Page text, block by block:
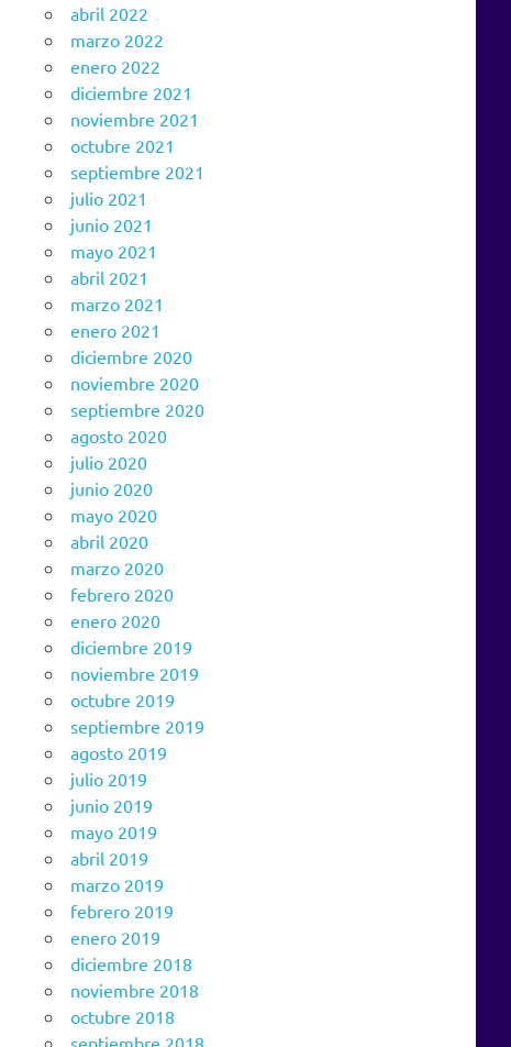
abril 2022
marzo 2022
enero 2022
diciembre 2021
noviembre 2021
octubre 2021
septiembre 2021
julio 2021
junio 2021
mayo 2021
abril 2021
marzo 2021
enero 2021
diciembre 2020
noviembre 2020
septiembre 2020
agosto 2020
julio 2020
junio 2020
mayo 2020
abril 2020
marzo 2020
febrero 2020
enero 2020
diciembre 2019
noviembre 2019
octubre 2019
septiembre 2019
agosto 2019
julio 2019
junio 2019
mayo 2019
abril 2019
marzo 2019
febrero 2019
enero 2019
diciembre 2018
noviembre 2018
octubre 2018